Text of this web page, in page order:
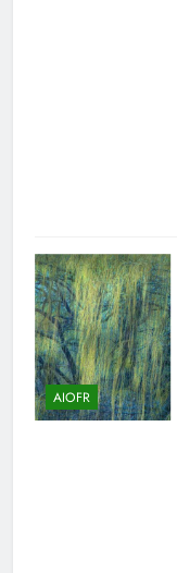
AIOFR